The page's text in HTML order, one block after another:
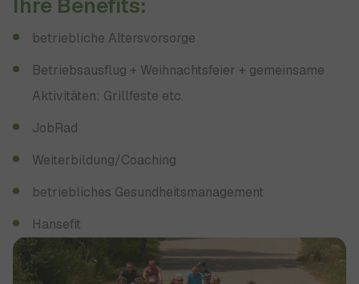
Ihre Benefits:
betriebliche Altersvorsorge
Betriebsausflug + Weihnachtsfeier + gemeinsame
Aktivitäten: Grillfeste etc.
JobRad
Weiterbildung/Coaching
betriebliches Gesundheitsmanagement
Hansefit
Show larger version for: